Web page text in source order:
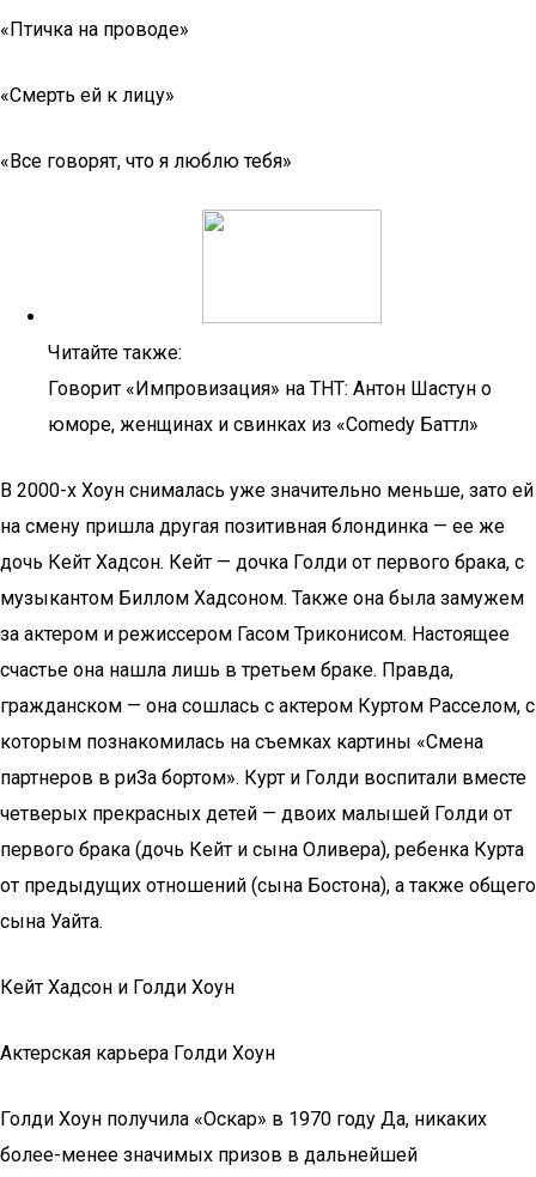
«Птичка на проводе»
«Смерть ей к лицу»
«Все говорят, что я люблю тебя»
Читайте также:
Говорит «Импровизация» на ТНТ: Антон Шастун о
юморе, женщинах и свинках из «Comedy Баттл»
В 2000-х Хоун снималась уже значительно меньше, зато ей
на смену пришла другая позитивная блондинка — ее же
дочь Кейт Хадсон. Кейт — дочка Голди от первого брака, с
музыкантом Биллом Хадсоном. Также она была замужем
за актером и режиссером Гасом Триконисом. Настоящее
счастье она нашла лишь в третьем браке. Правда,
гражданском — она сошлась с актером Куртом Расселом, с
которым познакомилась на съемках картины «Смена
партнеров в риЗа бортом». Курт и Голди воспитали вместе
четверых прекрасных детей — двоих малышей Голди от
первого брака (дочь Кейт и сына Оливера), ребенка Курта
от предыдущих отношений (сына Бостона), а также общего
сына Уайта.
Кейт Хадсон и Голди Хоун
Актерская карьера Голди Хоун
Голди Хоун получила «Оскар» в 1970 году Да, никаких
более-менее значимых призов в дальнейшей